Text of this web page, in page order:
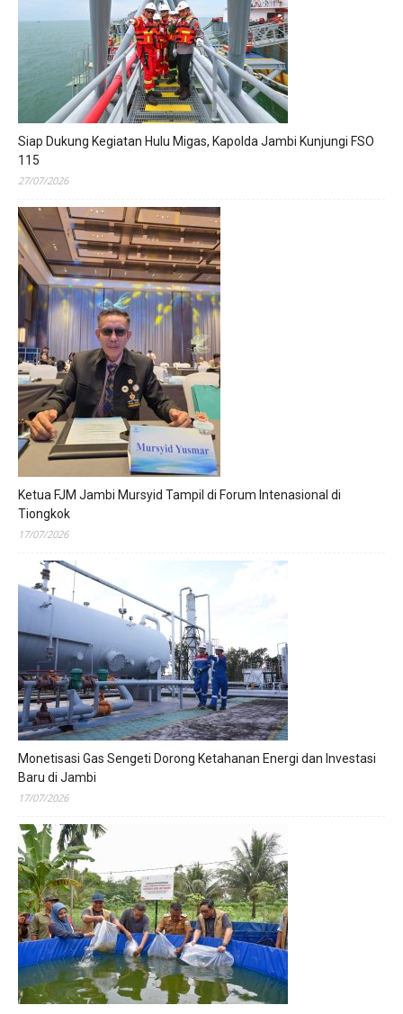
Siap Dukung Kegiatan Hulu Migas, Kapolda Jambi Kunjungi FSO
115
27/07/2026
Ketua FJM Jambi Mursyid Tampil di Forum Intenasional di
Tiongkok
17/07/2026
Monetisasi Gas Sengeti Dorong Ketahanan Energi dan Investasi
Baru di Jambi
17/07/2026